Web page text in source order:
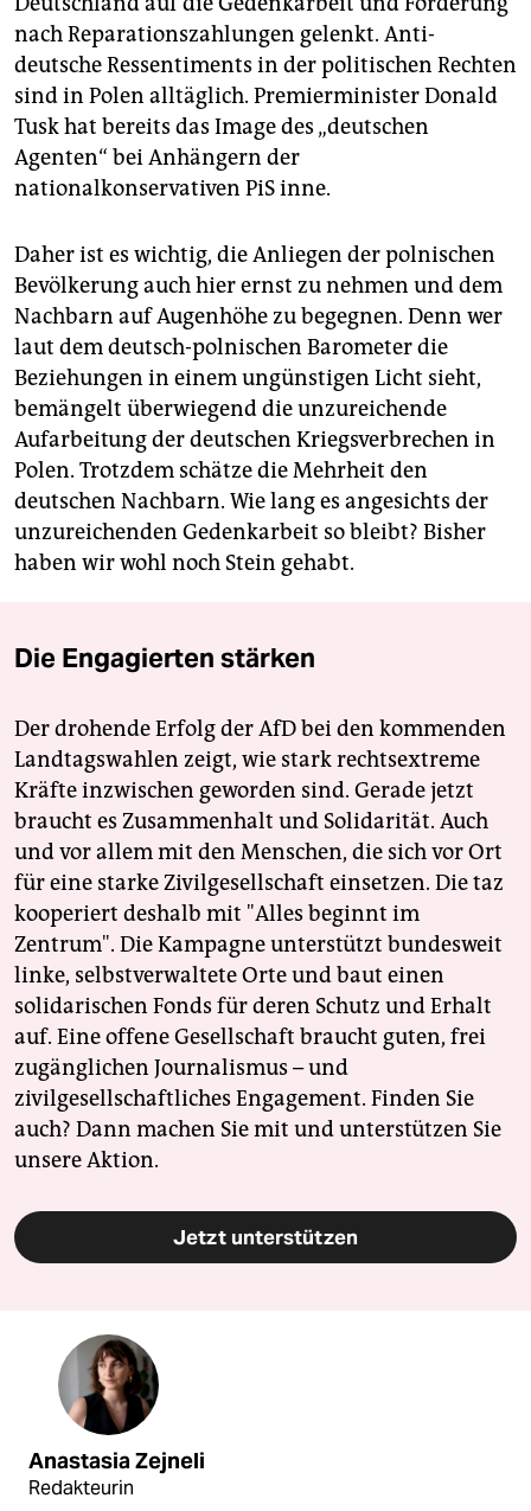
nach Reparationszahlungen gelenkt. Anti-
deutsche Ressentiments in der politischen Rechten
sind in Polen alltäglich. Premierminister Donald
Tusk hat bereits das Image des „deutschen
Agenten“ bei Anhängern der
nationalkonservativen PiS inne.
Daher ist es wichtig, die Anliegen der polnischen
Bevölkerung auch hier ernst zu nehmen und dem
Nachbarn auf Augenhöhe zu begegnen. Denn wer
laut dem deutsch-polnischen Barometer die
Beziehungen in einem ungünstigen Licht sieht,
bemängelt überwiegend die unzureichende
Aufarbeitung der deutschen Kriegsverbrechen in
Polen. Trotzdem schätze die Mehrheit den
deutschen Nachbarn. Wie lang es angesichts der
unzureichenden Gedenkarbeit so bleibt? Bisher
haben wir wohl noch Stein gehabt.
Die Engagierten stärken
Der drohende Erfolg der AfD bei den kommenden
Landtagswahlen zeigt, wie stark rechtsextreme
Kräfte inzwischen geworden sind. Gerade jetzt
braucht es Zusammenhalt und Solidarität. Auch
und vor allem mit den Menschen, die sich vor Ort
für eine starke Zivilgesellschaft einsetzen. Die taz
kooperiert deshalb mit "Alles beginnt im
Zentrum". Die Kampagne unterstützt bundesweit
linke, selbstverwaltete Orte und baut einen
solidarischen Fonds für deren Schutz und Erhalt
auf. Eine offene Gesellschaft braucht guten, frei
zugänglichen Journalismus – und
zivilgesellschaftliches Engagement. Finden Sie
auch? Dann machen Sie mit und unterstützen Sie
unsere Aktion.
Jetzt unterstützen
Anastasia Zejneli
Redakteurin